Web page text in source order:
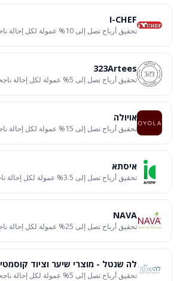
I-CHEF
تحقيق أرباح تصل إلى 10% عمولة لكل إحالة ناجحة
323Artees
تحقيق أرباح تصل إلى 5% عمولة لكل إحالة ناجحة
אויולה
تحقيق أرباح تصل إلى 15% عمولة لكل إحالة ناجحة
איסתא
تحقيق أرباح تصل إلى 3.5% عمولة لكل إحالة ناجحة
NAVA
تحقيق أرباح تصل إلى 25% عمولة لكل إحالة ناجحة
לה שנטל - מוצרי שיער וציוד קוסמטיקה
تحقيق أرباح تصل إلى 5% عمولة لكل إحالة ناجحة